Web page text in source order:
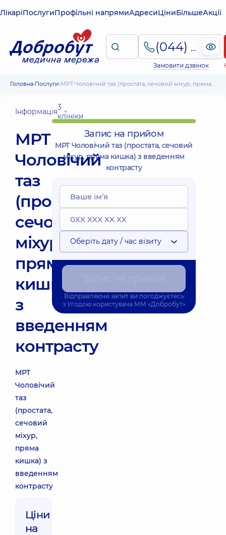
ЛікаріПослугиПрофільні напрямиАдресиЦіниБільшеАкції
(044) 495-2-888
Замовити дзвінок
Головна Послуги МРТ Чоловічий таз (простата, сечовий міхур, пряма кишка) з введенням контрасту
Інформація3
клініки
МРТ
Чоловічий
таз
(простата,
сечовий
міхур,
пряма
кишка)
з
введенням
контрасту
МРТ
Чоловічий
таз
(простата,
сечовий
міхур,
пряма
кишка) з
введенням
контрасту
Ціни
на
Запис на прийом
МРТ Чоловічий таз (простата, сечовий
міхур, пряма кишка) з введенням
контрасту
Оберіть дату / час візиту
Відправляючи запит ви погоджуєтесь
з Угодою користувача ММ «Добробут»